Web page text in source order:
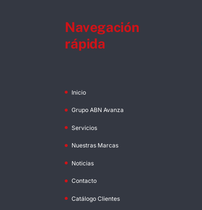
Navegación
rápida
Inicio
Grupo ABN Avanza
Servicios
Nuestras Marcas
Noticias
Contacto
Catálogo Clientes